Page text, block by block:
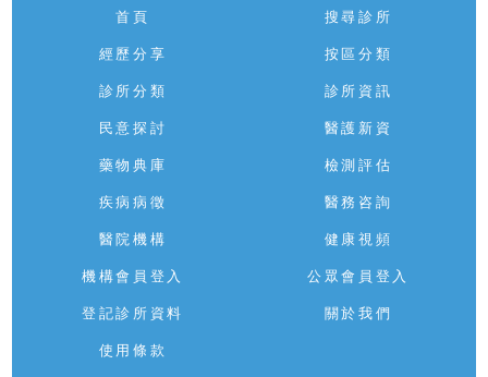
首頁 搜尋診所
經歷分享 按區分類
診所分類 診所資訊
民意探討 醫護新資
藥物典庫 檢測評估
疾病病徵 醫務咨詢
醫院機構 健康視頻
機構會員登入 公眾會員登入
登記診所資料 關於我們
使用條款